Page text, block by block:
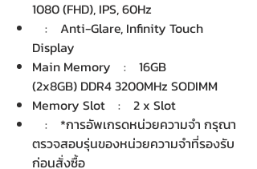
1080 (FHD), IPS, 60Hz
: Anti-Glare, Infinity Touch
Display
Main Memory : 16GB
(2x8GB) DDR4 3200MHz SODIMM
Memory Slot : 2 x Slot
: *การอัพเกรดหน่วยความจำ กรุณา
ตรวจสอบรุ่นของหน่วยความจำที่รองรับ
ก่อนสั่งซื้อ